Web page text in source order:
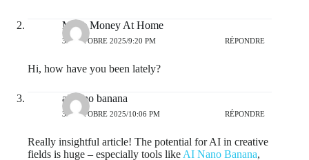
Make Money At Home
30 OCTOBRE 2025/9:20 PM RÉPONDRE
Hi, how have you been lately?
ai nano banana
31 OCTOBRE 2025/10:06 PM RÉPONDRE
Really insightful article! The potential for AI in creative
fields is huge – especially tools likeAI Nano Banana,